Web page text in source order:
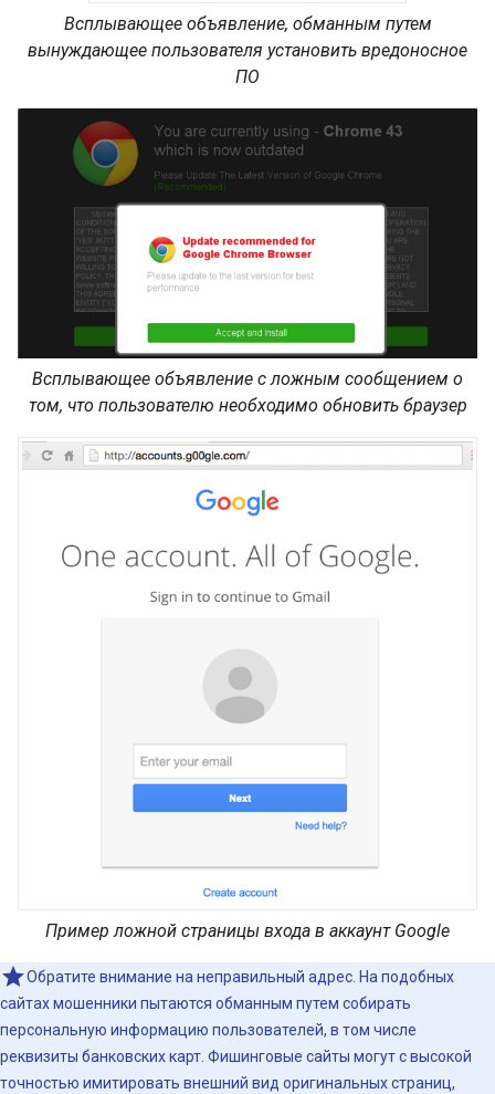
Всплывающее объявление, обманным путем
вынуждающее пользователя установить вредоносное
ПО
Всплывающее объявление с ложным сообщением о
том, что пользователю необходимо обновить браузер
Пример ложной страницы входа в аккаунт Google
Обратите внимание на неправильный адрес. На подобных
сайтах мошенники пытаются обманным путем собирать
персональную информацию пользователей, в том числе
реквизиты банковских карт. Фишинговые сайты могут с высокой
точностью имитировать внешний вид оригинальных страниц,